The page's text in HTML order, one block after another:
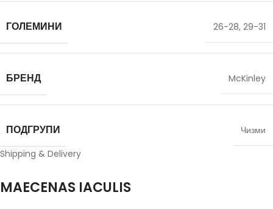
ГОЛЕМИНИ 26-28, 29-31
БРЕНД McKinley
ПОДГРУПИ
Чизми
Shipping & Delivery
MAECENAS IACULIS